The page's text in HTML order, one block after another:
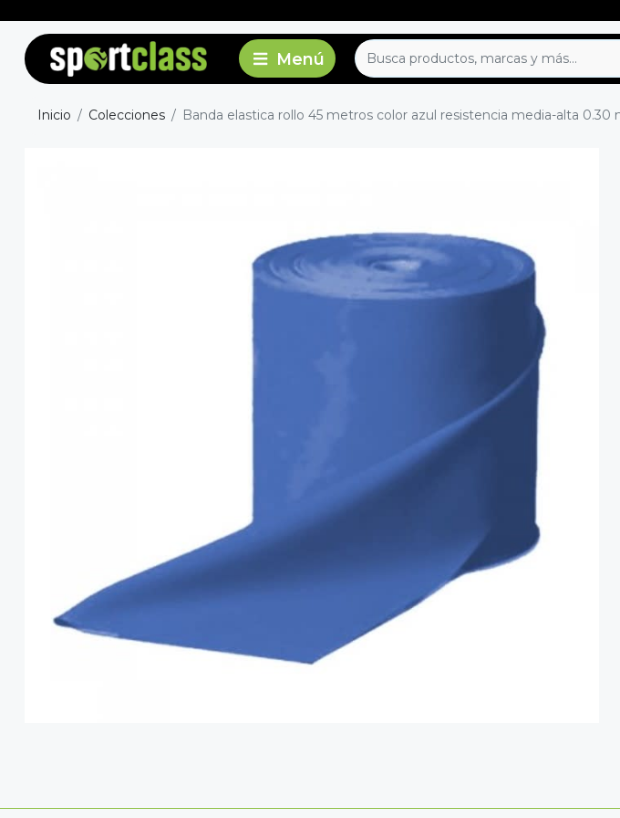
Inicio Colecciones Banda elastica rollo 45 metros color azul resistencia media-alta 0.30